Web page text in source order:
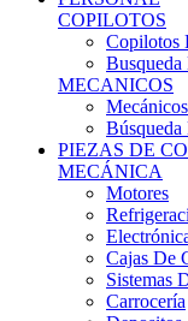
Copilotos
Busqueda
MECANICOS
Búsqueda
PIEZAS DE
MECÁNICA
Motores
Electrónica
Cajas De
Sistemas
Carrocería
Depositos